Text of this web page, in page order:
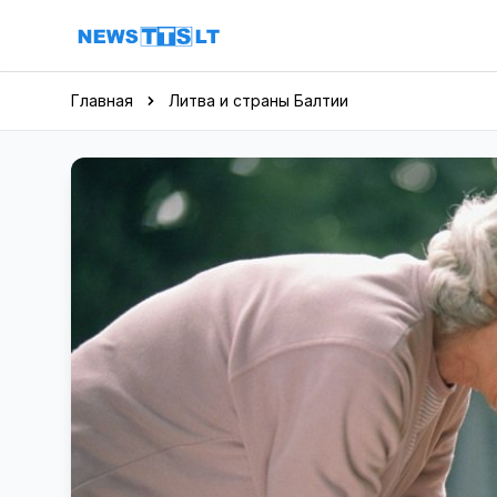
Перейти к содержимому
Главная Литва и страны Балтии